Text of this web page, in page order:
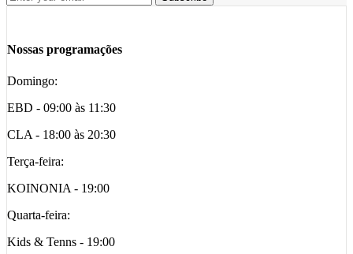
Nossas programações
Domingo:
EBD - 09:00 às 11:30
CLA - 18:00 às 20:30
Terça-feira:
KOINONIA - 19:00
Quarta-feira:
Kids & Tenns - 19:00